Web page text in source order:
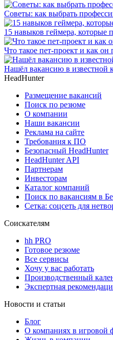
Советы: как выбрать
15 навыков геймера, которые
Что такое пет-проект и как
Нашёл вакансию в известной
HeadHunter
Размещение вакансий
Поиск по резюме
О компании
Наши вакансии
Реклама на сайте
Требования к ПО
Безопасный HeadHunter
HeadHunter API
Партнерам
Инвесторам
Каталог компаний
Поиск по вакансиям в
Сетка: соцсеть для
Соискателям
hh PRO
Готовое резюме
Все сервисы
Хочу у вас работать
Производственный
Экспертная
Новости и статьи
Блог
О компаниях в игровой